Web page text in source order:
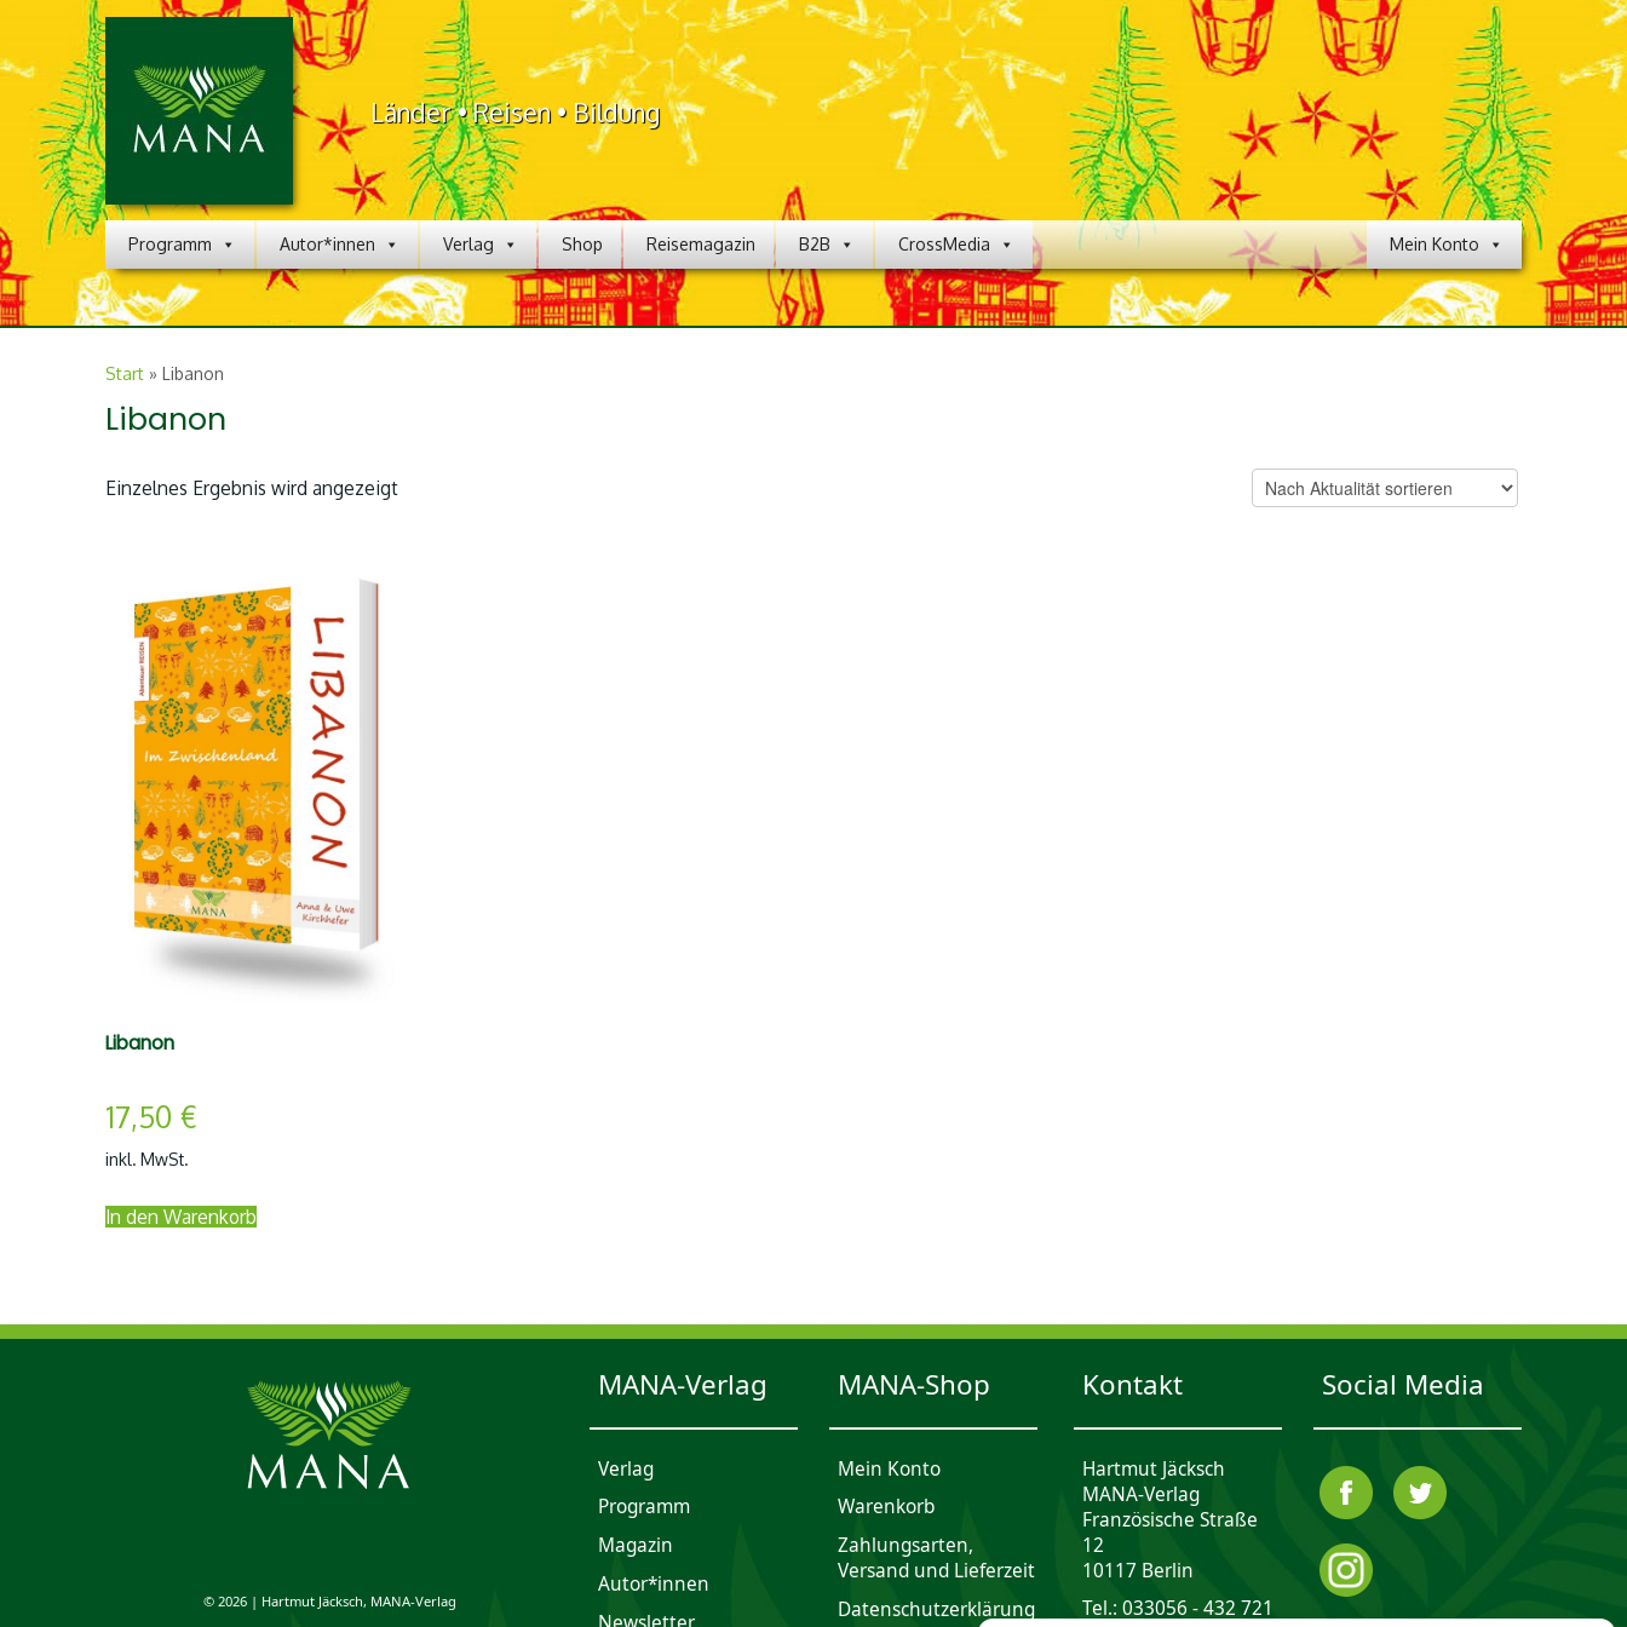
Länder • Reisen • Bildung
Programm Autor*innen Verlag Shop Reisemagazin B2B Mein Konto
CrossMedia
Start » Libanon
Libanon
Einzelnes Ergebnis wird angezeigt
Libanon
17,50 €
inkl. MwSt.
In den Warenkorb
© 2026 | Hartmut Jäcksch, MANA-Verlag
MANA-Verlag
Verlag
Programm
Magazin
Autor*innen
MANA-Shop
Mein Konto
Waren­korb
Zahlungsarten,
Versand und Lieferzeit
Daten­schutz­er­klärung
Kontakt
Hartmut Jäcksch
MANA-Verlag
Französische Straße
12
10117 Berlin
Tel.: 033056 - 432 721
Social Media